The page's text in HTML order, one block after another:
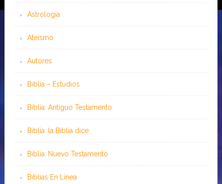
Astrología
Ateísmo
Autores
Biblia – Estudios
Biblia: Antiguo Testamento
Biblia: la Biblia dice
Biblia: Nuevo Testamento
Bíblias En Línea